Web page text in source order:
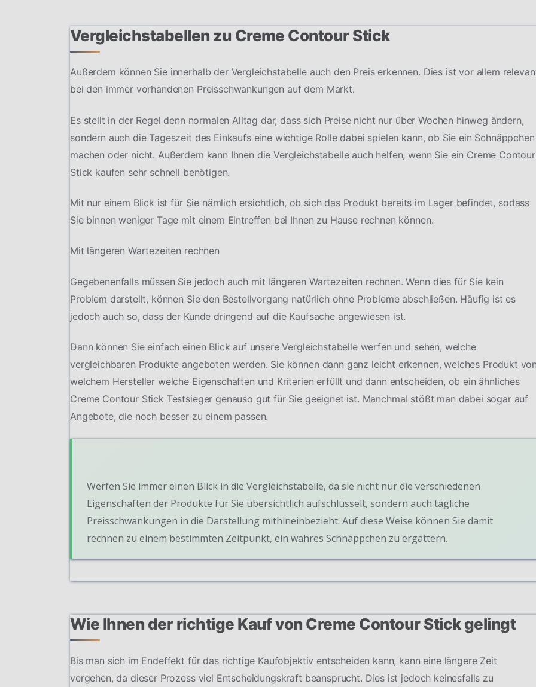
Vergleichstabellen zu Creme Contour Stick
Außerdem können Sie innerhalb der Vergleichstabelle auch den Preis erkennen. Dies ist vor allem
bei den immer vorhandenen Preisschwankungen auf dem Markt.
Es stellt in der Regel denn normalen Alltag dar, dass sich Preise nicht nur über Wochen hinweg ändern,
sondern auch die Tageszeit des Einkaufs eine wichtige Rolle dabei spielen kann, ob Sie ein Schnäppchen
machen oder nicht. Außerdem kann Ihnen die Vergleichstabelle auch helfen, wenn Sie ein Creme Contour
Stick kaufen sehr schnell benötigen.
Mit nur einem Blick ist für Sie nämlich ersichtlich, ob sich das Produkt bereits im Lager befindet, sodass
Sie binnen weniger Tage mit einem Eintreffen bei Ihnen zu Hause rechnen können.
Mit längeren Wartezeiten rechnen
Gegebenenfalls müssen Sie jedoch auch mit längeren Wartezeiten rechnen. Wenn dies für Sie kein
Problem darstellt, können Sie den Bestellvorgang natürlich ohne Probleme abschließen. Häufig ist es
jedoch auch so, dass der Kunde dringend auf die Kaufsache angewiesen ist.
Dann können Sie einfach einen Blick auf unsere Vergleichstabelle werfen und sehen, welche
vergleichbaren Produkte angeboten werden. Sie können dann ganz leicht erkennen, welches Produkt
welchem Hersteller welche Eigenschaften und Kriterien erfüllt und dann entscheiden, ob ein ähnliches
Creme Contour Stick Testsieger genauso gut für Sie geeignet ist. Manchmal stößt man dabei sogar auf
Angebote, die noch besser zu einem passen.
Werfen Sie immer einen Blick in die Vergleichstabelle, da sie nicht nur die verschiedenen
Eigenschaften der Produkte für Sie übersichtlich aufschlüsselt, sondern auch tägliche
Preisschwankungen in die Darstellung mithineinbezieht. Auf diese Weise können Sie damit
rechnen zu einem bestimmten Zeitpunkt, ein wahres Schnäppchen zu ergattern.
Wie Ihnen der richtige Kauf von Creme Contour Stick gelingt
Bis man sich im Endeffekt für das richtige Kaufobjektiv entscheiden kann, kann eine längere Zeit
vergehen, da dieser Prozess viel Entscheidungskraft beansprucht. Dies ist jedoch keinesfalls zu